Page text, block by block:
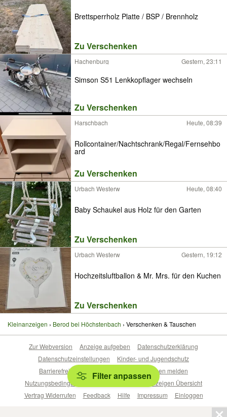
Brettsperrholz Platte / BSP / Brennholz
Zu Verschenken
Hachenburg Gestern, 23:11
Simson S51 Lenkkopflager wechseln
Zu Verschenken
Harschbach Heute, 08:39
Rollcontainer/Nachtschrank/Regal/Fernsehbo
ard
Zu Verschenken
Urbach Westerw Heute, 08:40
Baby Schaukel aus Holz für den Garten
Zu Verschenken
Urbach Westerw Gestern, 19:12
Hochzeitsluftballon & Mr. Mrs. für den Kuchen
Zu Verschenken
Kleinanzeigen Berod bei Höchstenbach Verschenken & Tauschen
Filter anpassen
Zur Webversion Anzeige aufgeben
Datenschutzerklärung
Datenschutzeinstellungen
Kinder- und Jugendschutz
Barrierefreiheitserklärung
Sicherheitslücken melden
Nutzungsbedingungen
Beliebte Suchen
Anzeigen Übersicht
Vertrag Widerrufen
Feedback Hilfe Impressum Einloggen